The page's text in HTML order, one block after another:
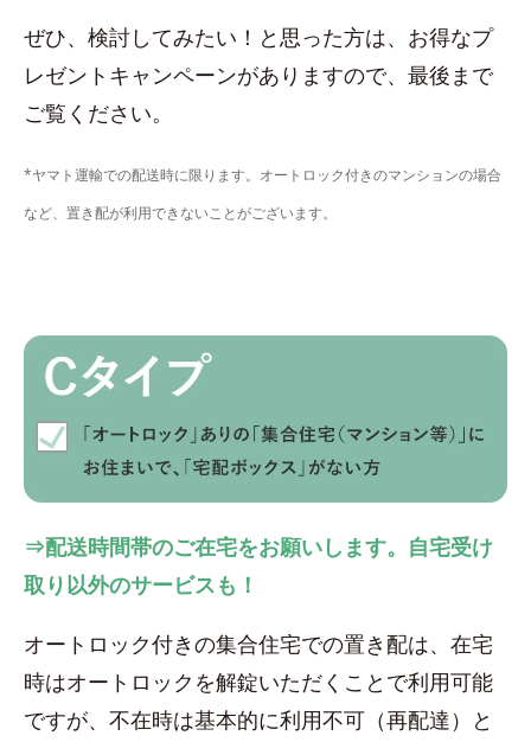
ぜひ、検討してみたい！と思った方は、お得なプ
レゼントキャンペーンがありますので、最後まで
ご覧ください。
*ヤマト運輸での配送時に限ります。オートロック付きのマンションの場合
など、置き配が利用できないことがございます。
⇒配送時間帯のご在宅をお願いします。自宅受け
取り以外のサービスも！
オートロック付きの集合住宅での置き配は、在宅
時はオートロックを解錠いただくことで利用可能
ですが、不在時は基本的に利用不可（再配達）と